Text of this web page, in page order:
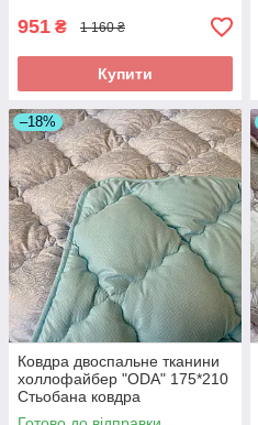
951 ₴ 1 160 ₴
Купити
–18%
Ковдра двоспальне тканини
холлофайбер "ODA" 175*210
Стьобана ковдра